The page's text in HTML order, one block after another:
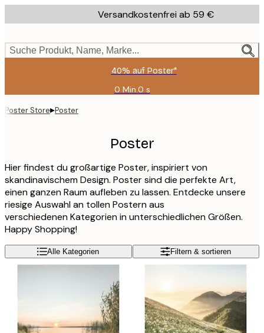
to
content.
Versandkostenfrei ab 59 €
Suche Produkt, Name, Marke...
40% auf Poster*
0 Min.0 s
Gültig
09
Poster Store▸Poster
Poster
Hier findest du großartige Poster, inspiriert von
skandinavischem Design. Poster sind die perfekte Art,
einen ganzen Raum aufleben zu lassen. Entdecke unsere
riesige Auswahl an tollen Postern aus
verschiedenen Kategorien in unterschiedlichen Größen.
Happy Shopping!
Alle Kategorien Filtern & sortieren